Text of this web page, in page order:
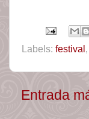
Labels: festival,
Entrada